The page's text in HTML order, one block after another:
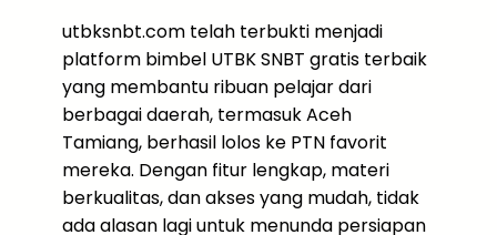
utbksnbt.com telah terbukti menjadi
platform bimbel UTBK SNBT gratis terbaik
yang membantu ribuan pelajar dari
berbagai daerah, termasuk Aceh
Tamiang, berhasil lolos ke PTN favorit
mereka. Dengan fitur lengkap, materi
berkualitas, dan akses yang mudah, tidak
ada alasan lagi untuk menunda persiapan